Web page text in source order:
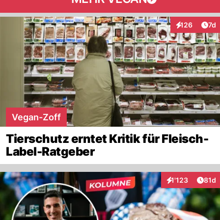
126
Interaktionen
7d
Vegan-Zoff
Tierschutz erntet Kritik für Fleisch-
Label-Ratgeber
1'123
Interaktionen81d